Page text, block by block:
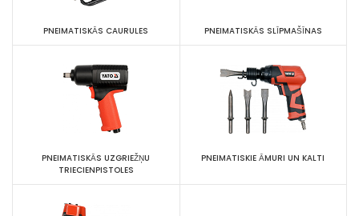
PNEIMATISKĀS CAURULES PNEIMATISKĀS SLĪPMAŠĪNAS
PNEIMATISKĀS UZGRIEŽŅU
TRIECIENPISTOLES
PNEIMATISKIE ĀMURI UN KALTI